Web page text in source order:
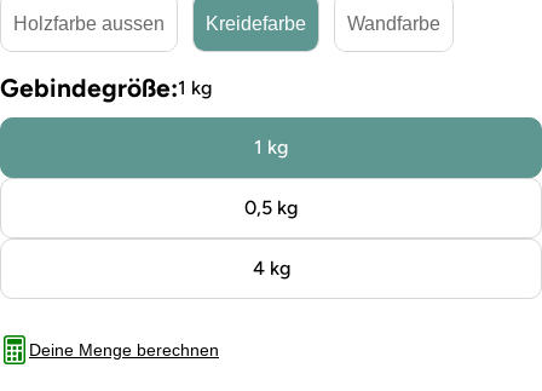
Holzfarbe aussen Kreidefarbe Wandfarbe
Gebindegröße:1 kg
1 kg
0,5 kg
4 kg
Deine Menge berechnen